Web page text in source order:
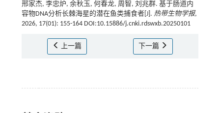
邢家杰, 李忠炉, 余秋玉, 何春龙, 周智, 刘兆群. 基于肠道内
容物DNA分析长棘海星的潜在鱼类捕食者[J]. 热带生物学报,
2026, 17(01): 155-164 DOI:10.15886/j.cnki.rdswxb.20250101
上一篇 下一篇